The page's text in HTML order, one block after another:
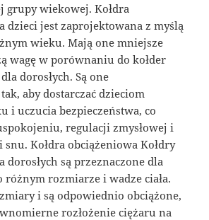
grupy wiekowej. Kołdra
dzieci jest zaprojektowana z myślą
wieku. Mają one mniejsze
wagę w porównaniu do kołder
dorosłych. Są one
aby dostarczać dzieciom
i uczucia bezpieczeństwa, co
regulacji zmysłowej i
Kołdra obciążeniowa Kołdry
dorosłych są przeznaczone dla
różnym rozmiarze i wadze ciała.
i są odpowiednio obciążone,
rozłożenie ciężaru na